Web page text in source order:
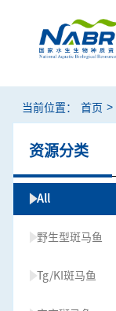
当前位置： 首页 >
资源分类
All
野生型斑马鱼
Tg/KI斑马鱼